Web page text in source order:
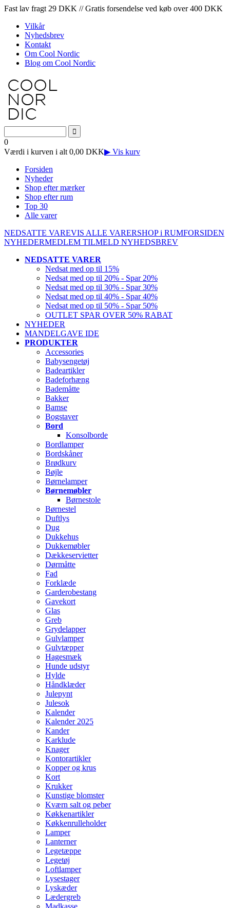
Fast lav fragt 29 DKK // Gratis forsendelse ved køb over 400 DKK
Vilkår
Nyhedsbrev
Kontakt
Om Cool Nordic
Blog om Cool Nordic
0
Værdi i kurven i alt 0,00 DKK▶ Vis kurv
Forsiden
Nyheder
Shop efter mærker
Shop efter rum
Top 30
Alle varer
NEDSATTE VAREVIS ALLE VARERSHOP i RUMFORSIDEN
NYHEDERMEDLEM TILMELD NYHEDSBREV
NEDSATTE VARER
Nedsat med op til 15%
Nedsat med op til 20% - Spar 20%
Nedsat med op til 30% - Spar 30%
Nedsat med op til 40% - Spar 40%
Nedsat med op til 50% - Spar 50%
OUTLET SPAR OVER 50% RABAT
NYHEDER
MANDELGAVE IDE
PRODUKTER
Accessories
Babysengetøj
Badeartikler
Badeforhæng
Bademåtte
Bakker
Bamse
Bogstaver
Bord
Konsolborde
Bordlamper
Bordskåner
Brødkurv
Bøjle
Børnelamper
Børnemøbler
Børnestole
Børnestel
Duftlys
Dug
Dukkehus
Dukkemøbler
Dækkeservietter
Dørmåtte
Fad
Forklæde
Garderobestang
Gavekort
Glas
Greb
Grydelapper
Gulvlamper
Gulvtæpper
Hagesmæk
Hunde udstyr
Hylde
Håndklæder
Julepynt
Julesok
Kalender
Kalender 2025
Kander
Karklude
Knager
Kontorartikler
Kopper og krus
Kort
Krukker
Kunstige blomster
Kværn salt og peber
Køkkenartikler
Køkkenrulleholder
Lamper
Lanterner
Legetæppe
Legetøj
Loftlamper
Lysestager
Lyskæder
Lædergreb
Madkasse